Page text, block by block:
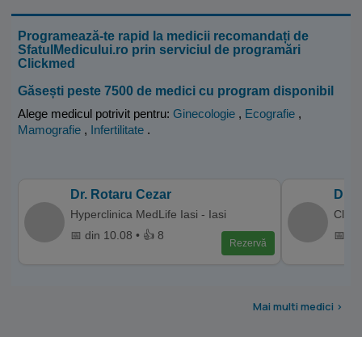
Programează-te rapid la medicii recomandați de
SfatulMedicului.ro prin serviciul de programări
Clickmed
Găsești peste 7500 de medici cu program disponibil
Alege medicul potrivit pentru: Ginecologie , Ecografie ,
Mamografie , Infertilitate .
Dr. Rotaru Cezar
Hyperclinica MedLife Iasi - Iasi
📅 din 10.08 • 👍 8
Rezervă
Dr.
📅
Mai multi medici >